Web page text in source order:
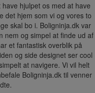
have hjulpet os med at have
det hjem som vi og vores to
skal bo i. Boligninja.dk var
nem og simpel at finde ud af
et fantastisk overblik på
og side designet ser cool
at navigere. Vi vil helt
Boligninja.dk til venner